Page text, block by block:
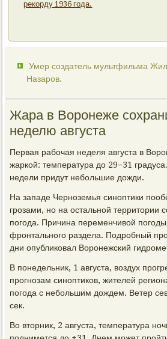
рекорду 1936 года.
Умер создатель мультфильма
Назаров.
Жара в Воронеже
неделю августа
Первая рабочая неделя августа в
жаркой: температура до 29−31
недели придут небольшие дожди.
На западе Черноземья синоптики
грозами, но на остальной территории
погода. Причина переменчивой
фронтального раздела. Подробный
дни опубликовал Воронежский
В понедельник, 1 августа, воздух
прогнозам синоптиков, жителей
погода с небольшим дождем. Ветер
сек.
Во вторник, 2 августа, температура